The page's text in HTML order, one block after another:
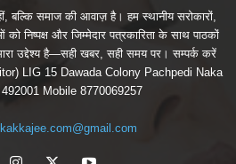
बल्कि समाज की आवाज़ है। हम स्थानीय सरोकारों,
निष्पक्ष और जिम्मेदार पत्रकारिता के साथ पाठकों
उद्देश्य है—सही खबर, सही समय पर। सम्पर्क करें
LIG 15 Dawada Colony Pachpedi Naka
Mobile 8770069257
kakkajee.com@gmail.com